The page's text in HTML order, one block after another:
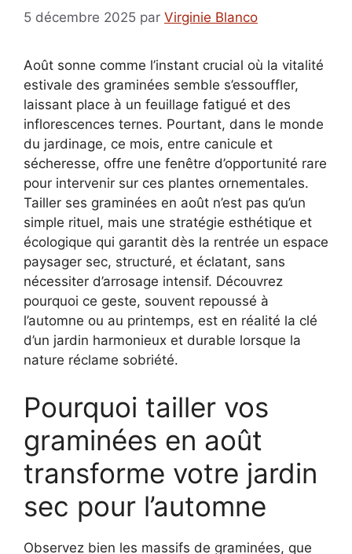
5 décembre 2025 par Virginie Blanco
Août sonne comme l’instant crucial où la vitalité
estivale des graminées semble s’essouffler,
laissant place à un feuillage fatigué et des
inflorescences ternes. Pourtant, dans le monde
du jardinage, ce mois, entre canicule et
sécheresse, offre une fenêtre d’opportunité rare
pour intervenir sur ces plantes ornementales.
Tailler ses graminées en août n’est pas qu’un
simple rituel, mais une stratégie esthétique et
écologique qui garantit dès la rentrée un espace
paysager sec, structuré, et éclatant, sans
nécessiter d’arrosage intensif. Découvrez
pourquoi ce geste, souvent repoussé à
l’automne ou au printemps, est en réalité la clé
d’un jardin harmonieux et durable lorsque la
nature réclame sobriété.
Pourquoi tailler vos
graminées en août
transforme votre jardin
sec pour l’automne
Observez bien les massifs de graminées, que